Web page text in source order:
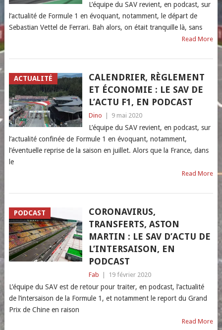
L’équipe du SAV revient, en podcast, sur
l’actualité de Formule 1 en évoquant, notamment, le départ de
Sebastian Vettel de Ferrari. Bah alors, on était tranquille là, sans
Read More
ACTUALITÉ
CALENDRIER, RÈGLEMENT
ET ÉCONOMIE : LE SAV DE
L’ACTU F1, EN PODCAST
Dino 9 mai 2020
L’équipe du SAV revient, en podcast, sur
l’actualité confinée de Formule 1 en évoquant, notamment,
l’éventuelle reprise de la saison en juillet. Alors que la France, dans
le
Read More
PODCAST
CORONAVIRUS,
TRANSFERTS, ASTON
MARTIN : LE SAV D’ACTU DE
L’INTERSAISON, EN
PODCAST
Fab 19 février 2020
L’équipe du SAV est de retour pour traiter, en podcast, l’actualité
de l’intersaison de la Formule 1, et notamment le report du Grand
Prix de Chine en raison
Read More